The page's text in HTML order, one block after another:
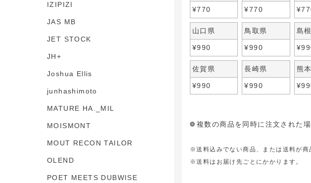
IZIPIZI
JAS MB
JET STOCK
JH+
Joshua Ellis
junhashimoto
MATURE HA._MIL
MOISMONT
MOUT RECON TAILOR
OLEND
POET MEETS DUBWISE
¥770 ¥770 ¥
山口県
¥990
鳥取県
¥990
島
¥
佐賀県
¥990
長崎県
¥990
熊
¥
複数の商品を同時に注文された場
送料込みでない商品、または送料が
送料はお届け先ごとにかかります。